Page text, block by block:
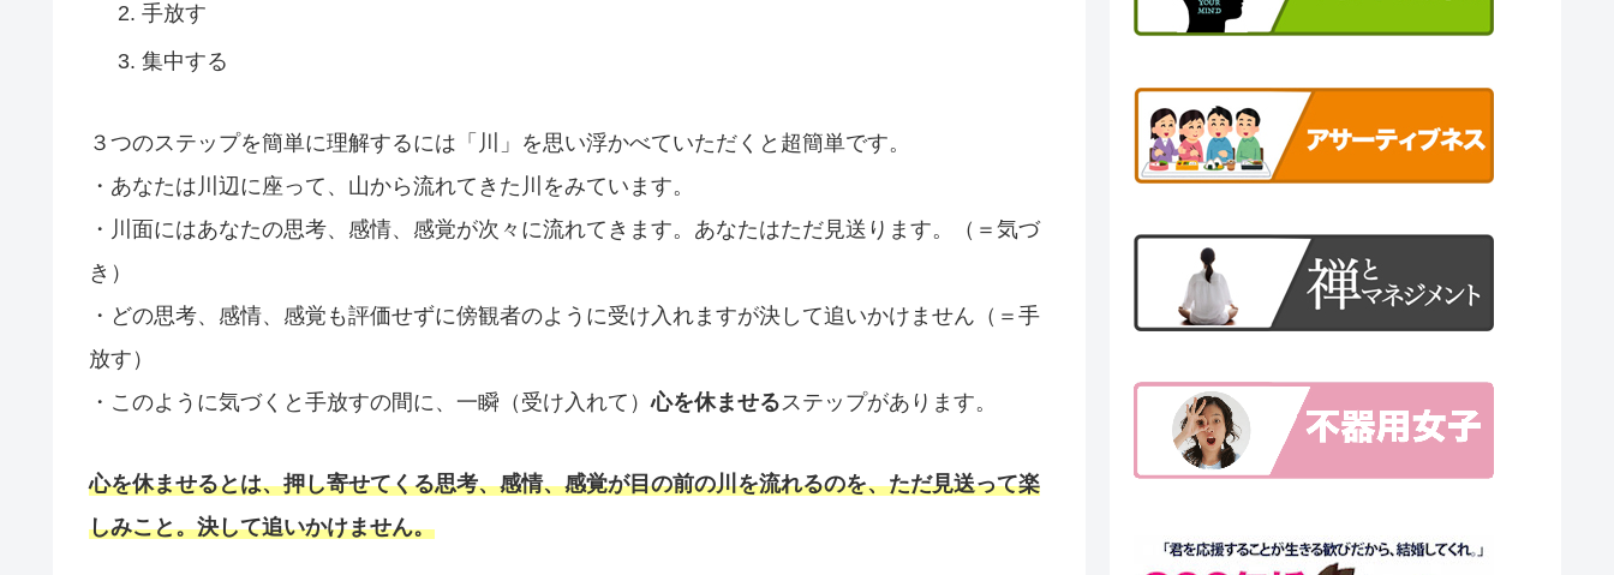
手放す
集中する
３つのステップを簡単に理解するには「川」を思い浮かべていただくと超簡単です。
・あなたは川辺に座って、山から流れてきた川をみています。
・川面にはあなたの思考、感情、感覚が次々に流れてきます。あなたはただ見送ります。（＝気づ
き）
・どの思考、感情、感覚も評価せずに傍観者のように受け入れますが決して追いかけません（＝手
放す）
・このように気づくと手放すの間に、一瞬（受け入れて）心を休ませるステップがあります。
心を休ませるとは、押し寄せてくる思考、感情、感覚が目の前の川を流れるのを、ただ見送って楽
しみこと。決して追いかけません。